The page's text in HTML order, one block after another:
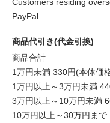
PayPal.
商品代引き(代金引換)
商品合計
1万円未満 330円(本体価
1万円以上～3万円未満
3万円以上～10万円未満
10万円以上～30万円ま